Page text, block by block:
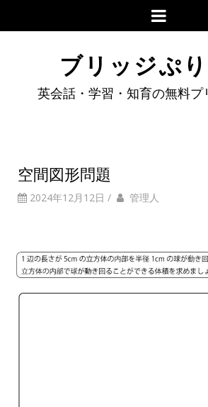
ブリッジぷ
英会話・学習・知育の無料プ
空間図形問題
2024年12月12日 / 管理人